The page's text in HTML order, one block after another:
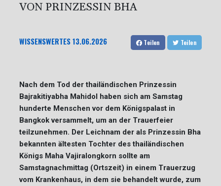
VON PRINZESSIN BHA
WISSENSWERTES13.06.2026 Teilen Teilen
Nach dem Tod der thailändischen Prinzessin
Bajrakitiyabha Mahidol haben sich am Samstag
hunderte Menschen vor dem Königspalast in
Bangkok versammelt, um an der Trauerfeier
teilzunehmen. Der Leichnam der als Prinzessin Bha
bekannten ältesten Tochter des thailändischen
Königs Maha Vajiralongkorn sollte am
Samstagnachmittag (Ortszeit) in einem Trauerzug
vom Krankenhaus, in dem sie behandelt wurde, zum